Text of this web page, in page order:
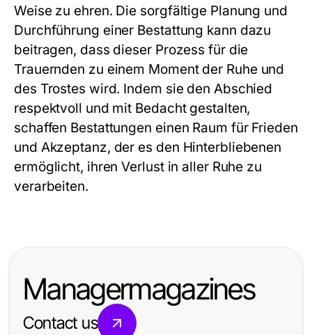
Weise zu ehren. Die sorgfältige Planung und
Durchführung einer Bestattung kann dazu
beitragen, dass dieser Prozess für die
Trauernden zu einem Moment der Ruhe und
des Trostes wird. Indem sie den Abschied
respektvoll und mit Bedacht gestalten,
schaffen Bestattungen einen Raum für Frieden
und Akzeptanz, der es den Hinterbliebenen
ermöglicht, ihren Verlust in aller Ruhe zu
verarbeiten.
Managermagazines
Contact us